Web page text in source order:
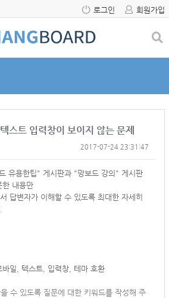
로그인 회원가입
스트 입력창이 보이지 않는 문제
2017-07-24 23:31:47
유용한팁" 게시판과 "망보드 강의" 게시판
한 내용만
답변자가 이해할 수 있도록 최대한 자세히
바일, 텍스트, 입력창, 테마 호환
수 있도록 질문에 대한 키워드를 작성해 주